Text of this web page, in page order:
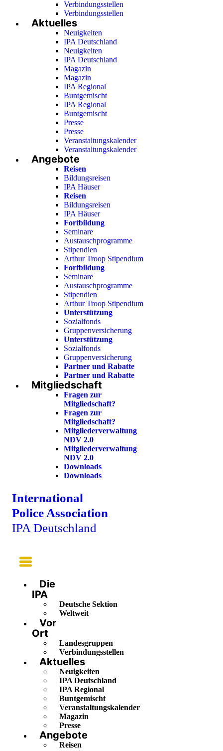
Verbindungsstellen
Verbindungsstellen
Aktuelles
Neuigkeiten
IPA Deutschland
Neuigkeiten
IPA Deutschland
Magazin
Magazin
IPA Regional
Buntgemischt
IPA Regional
Buntgemischt
Presse
Presse
Veranstaltungskalender
Veranstaltungskalender
Angebote
Reisen
Bildungsreisen
IPA Häuser
Reisen
Bildungsreisen
IPA Häuser
Fortbildung
Seminare
Austauschprogramme
Stipendien
Arthur Troop Stipendium
Fortbildung
Seminare
Austauschprogramme
Stipendien
Arthur Troop Stipendium
Unterstützung
Sozialfonds
Gruppenversicherung
Unterstützung
Sozialfonds
Gruppenversicherung
Partner und Rabatte
Partner und Rabatte
Mitgliedschaft
Fragen zur
Mitgliedschaft?
Fragen zur
Mitgliedschaft?
Mitgliederverwaltung
NDV 2.0
Mitgliederverwaltung
NDV 2.0
Downloads
Downloads
International
Police Association
IPA Deutschland
Main
Menu
Die
IPA
Deutsche Sektion
Weltweit
Vor
Ort
Landesgruppen
Verbindungsstellen
Aktuelles
Neuigkeiten
IPA Deutschland
IPA Regional
Buntgemischt
Veranstaltungskalender
Magazin
Presse
Angebote
Reisen